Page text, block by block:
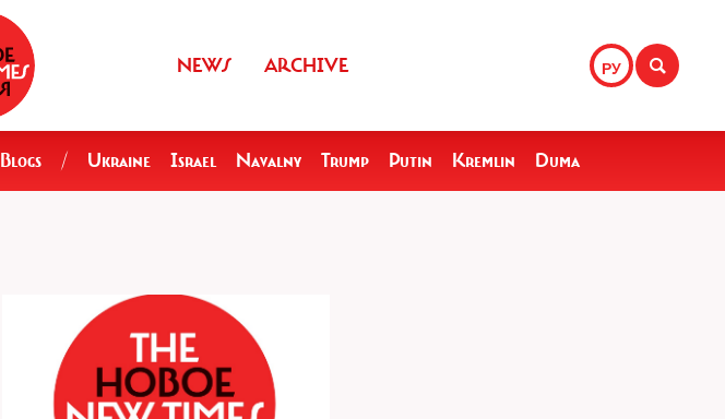
РУ
NEWS ARCHIVE
Blogs / Ukraine Israel Navalny Trump Putin Kremlin Duma